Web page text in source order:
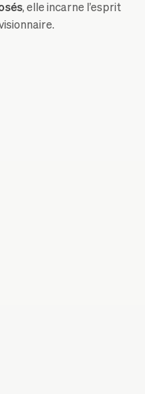
, elle incarne l’esprit